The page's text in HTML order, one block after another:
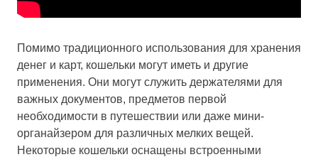
Помимо традиционного использования для хранения
денег и карт, кошельки могут иметь и другие
применения. Они могут служить держателями для
важных документов, предметов первой
необходимости в путешествии или даже мини-
органайзером для различных мелких вещей.
Некоторые кошельки оснащены встроенными